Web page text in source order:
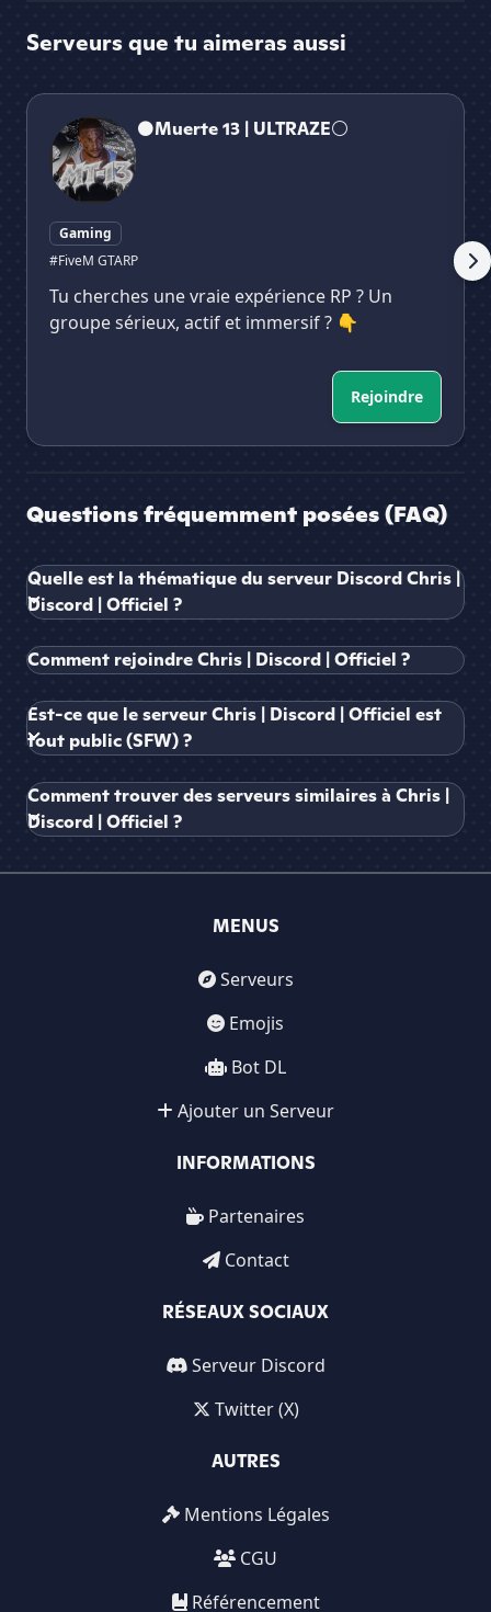
Serveurs que tu aimeras aussi
⚫Muerte 13 | ULTRAZE⚪
⚫Muerte 13 | ULTRAZE⚪
Gaming
#FiveM GTARP
Tu cherches une vraie expérience RP ? Un
groupe sérieux, actif et immersif ? 👇
Rejoindre
Questions fréquemment posées (FAQ)
Quelle est la thématique du serveur Discord Chris |
Discord | Officiel ?
Comment rejoindre Chris | Discord | Officiel ?
Est-ce que le serveur Chris | Discord | Officiel est
tout public (SFW) ?
Comment trouver des serveurs similaires à Chris |
Discord | Officiel ?
MENUS
Serveurs
Emojis
Bot DL
Ajouter un Serveur
INFORMATIONS
Partenaires
Contact
RÉSEAUX SOCIAUX
Serveur Discord
Twitter (X)
AUTRES
Mentions Légales
CGU
Référencement